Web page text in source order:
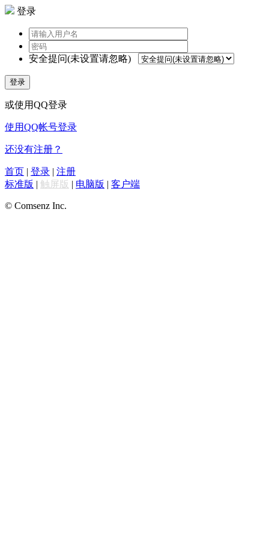
登录
安全提问(未设置请忽略)
登录
或使用QQ登录
使用QQ帐号登录
还没有注册？
首页 | 登录 | 注册
标准版 | 触屏版 | 电脑版 | 客户端
© Comsenz Inc.